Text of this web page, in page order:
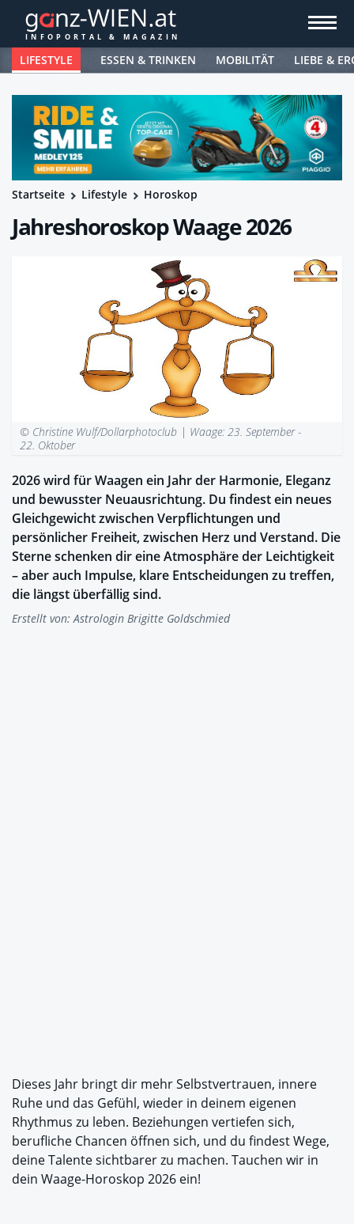
LIFESTYLE ESSEN & TRINKEN MOBILITÄT LIEBE &
Startseite Lifestyle Horoskop
Jahreshoroskop Waage 2026
© Christine Wulf/Dollarphotoclub | Waage: 23. September -
22. Oktober
2026 wird für Waagen ein Jahr der Harmonie, Eleganz
und bewusster Neuausrichtung. Du findest ein neues
Gleichgewicht zwischen Verpflichtungen und
persönlicher Freiheit, zwischen Herz und Verstand. Die
Sterne schenken dir eine Atmosphäre der Leichtigkeit
– aber auch Impulse, klare Entscheidungen zu treffen,
die längst überfällig sind.
Erstellt von: Astrologin Brigitte Goldschmied
Dieses Jahr bringt dir mehr Selbstvertrauen, innere
Ruhe und das Gefühl, wieder in deinem eigenen
Rhythmus zu leben. Beziehungen vertiefen sich,
berufliche Chancen öffnen sich, und du findest Wege,
deine Talente sichtbarer zu machen. Tauchen wir in
dein Waage-Horoskop 2026 ein!